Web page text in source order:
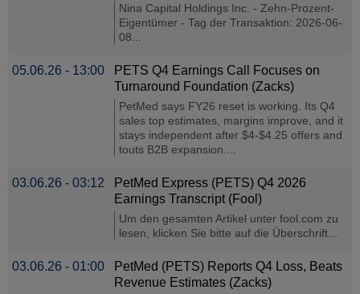
Nina Capital Holdings Inc. - Zehn-Prozent-
Eigentümer - Tag der Transaktion: 2026-06-
08...
05.06.26 - 13:00
PETS Q4 Earnings Call Focuses on
Turnaround Foundation (Zacks)
PetMed says FY26 reset is working. Its Q4
sales top estimates, margins improve, and it
stays independent after $4-$4.25 offers and
touts B2B expansion....
03.06.26 - 03:12
PetMed Express (PETS) Q4 2026
Earnings Transcript (Fool)
Um den gesamten Artikel unter fool.com zu
lesen, klicken Sie bitte auf die Überschrift...
03.06.26 - 01:00
PetMed (PETS) Reports Q4 Loss, Beats
Revenue Estimates (Zacks)